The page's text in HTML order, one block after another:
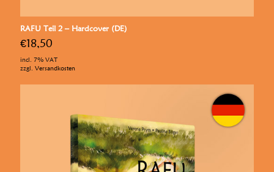
RAFU Teil 2 – Hardcover (DE)
€18,50
incl. 7% VAT
zzgl. Versandkosten